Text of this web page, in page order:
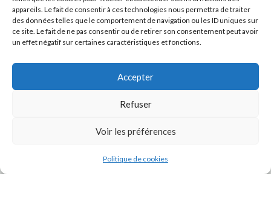
appareils. Le fait de consentir à ces technologies nous permettra de traiter
des données telles que le comportement de navigation ou les ID uniques sur
ce site. Le fait de ne pas consentir ou de retirer son consentement peut avoir
un effet négatif sur certaines caractéristiques et fonctions.
Accepter
Refuser
Voir les préférences
Politique de cookies
J'accepte la